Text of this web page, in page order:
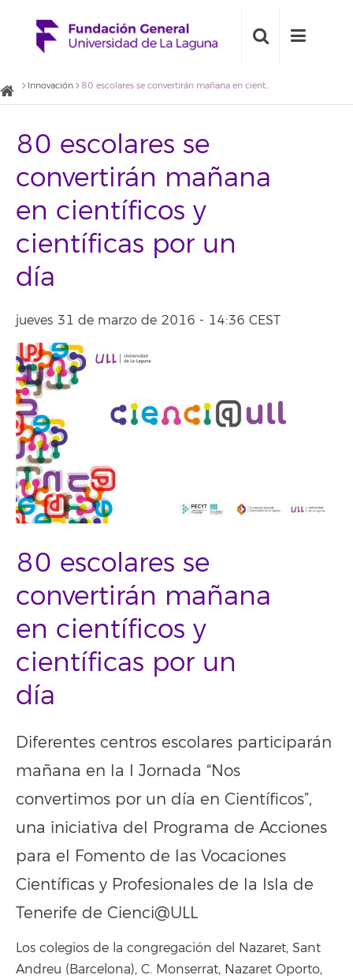
Innovación 80 escolares se convertirán mañana en científicos y científicas por un día
80 escolares se
convertirán mañana
en científicos y
científicas por un
día
jueves 31 de marzo de 2016 - 14:36 CEST
80 escolares se
convertirán mañana
en científicos y
científicas por un
día
Diferentes centros escolares participarán
mañana en la I Jornada “Nos
convertimos por un día en Científicos”,
una iniciativa del Programa de Acciones
para el Fomento de las Vocaciones
Científicas y Profesionales de la Isla de
Tenerife de Cienci@ULL
Los colegios de la congregación del Nazaret, Sant
Andreu (Barcelona), C. Monserrat, Nazaret Oporto,